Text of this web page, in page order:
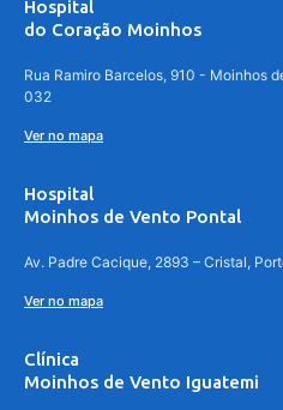
Hospital
do Coração Moinhos
Rua Ramiro Barcelos, 910 - Moinhos
032
Ver no mapa
Hospital
Moinhos de Vento Pontal
Av. Padre Cacique, 2893 – Cristal,
Ver no mapa
Clínica
Moinhos de Vento Iguatemi